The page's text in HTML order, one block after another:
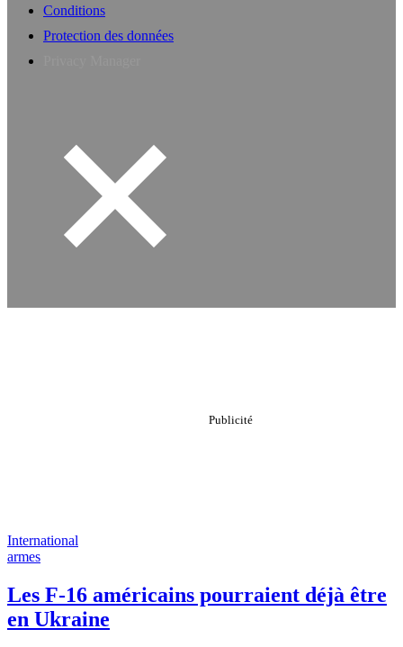
Conditions
Protection des données
International
armes
Les F-16 américains pourraient déjà être
en Ukraine